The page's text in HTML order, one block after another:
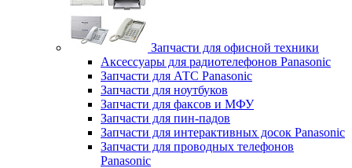
Запчасти для офисной техники
Аксессуары для радиотелефонов Panasonic
Запчасти для АТС Panasonic
Запчасти для ноутбуков
Запчасти для факсов и МФУ
Запчасти для пин-падов
Запчасти для интерактивных досок Panasonic
Запчасти для проводных телефонов
Panasonic